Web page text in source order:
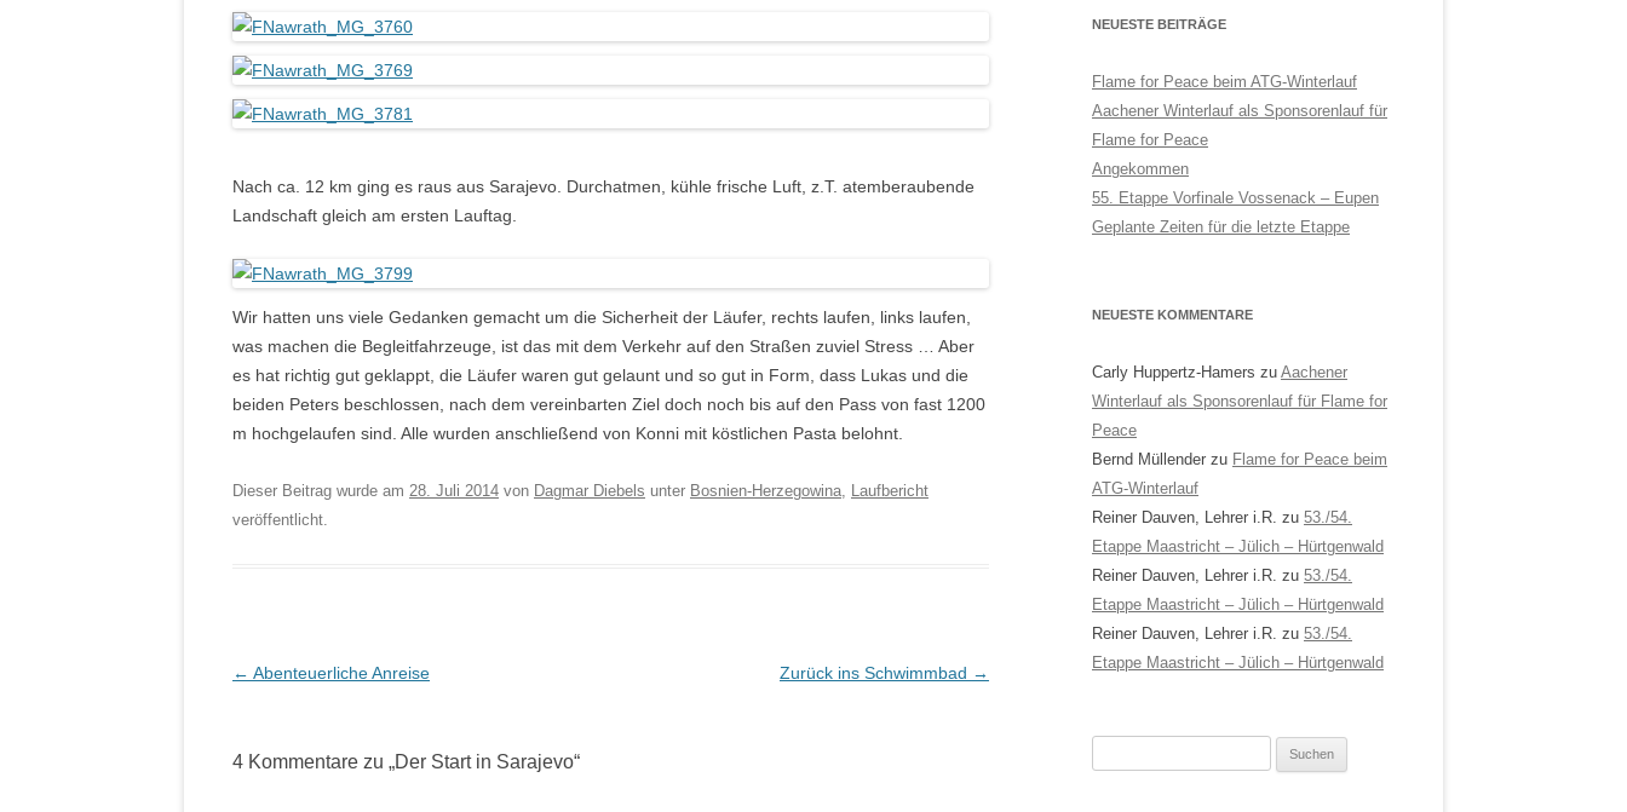
Nach ca. 12 km ging es raus aus Sarajevo. Durchatmen, kühle frische Luft, z.T. atemberaubende
Landschaft gleich am ersten Lauftag.
Wir hatten uns viele Gedanken gemacht um die Sicherheit der Läufer, rechts laufen, links laufen,
was machen die Begleitfahrzeuge, ist das mit dem Verkehr auf den Straßen zuviel Stress … Aber
es hat richtig gut geklappt, die Läufer waren gut gelaunt und so gut in Form, dass Lukas und die
beiden Peters beschlossen, nach dem vereinbarten Ziel doch noch bis auf den Pass von fast 1200
m hochgelaufen sind. Alle wurden anschließend von Konni mit köstlichen Pasta belohnt.
Dieser Beitrag wurde am 28. Juli 2014 von Dagmar Diebels unter Bosnien-Herzegowina, Laufbericht
veröffentlicht.
Beitragsnavigation
← Abenteuerliche Anreise Zurück ins Schwimmbad →
4 Kommentare zu „Der Start in Sarajevo“
NEUESTE BEITRÄGE
Flame for Peace beim ATG-Winterlauf
Aachener Winterlauf als Sponsorenlauf für
Flame for Peace
Angekommen
55. Etappe Vorfinale Vossenack – Eupen
Geplante Zeiten für die letzte Etappe
NEUESTE KOMMENTARE
Carly Huppertz-Hamers zu Aachener
Winterlauf als Sponsorenlauf für Flame for
Peace
Bernd Müllender zu Flame for Peace beim
ATG-Winterlauf
Reiner Dauven, Lehrer i.R. zu 53./54.
Etappe Maastricht – Jülich – Hürtgenwald
Reiner Dauven, Lehrer i.R. zu 53./54.
Etappe Maastricht – Jülich – Hürtgenwald
Reiner Dauven, Lehrer i.R. zu 53./54.
Etappe Maastricht – Jülich – Hürtgenwald